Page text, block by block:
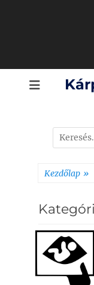
Search
for:
Kezdőlap »